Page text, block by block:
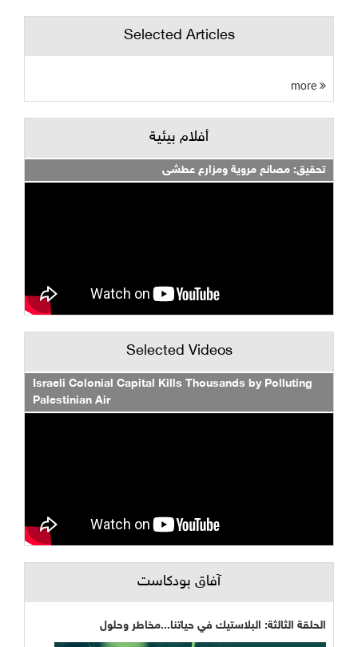
Selected Articles
أفلام بيئية
تحقيق: مصانع مروية ومزارع عطشى
Selected Videos
Israeli Colonial Capital Kills Thousands by Polluting
Palestinian Air
آفاق بودكاست
الحلقة الثالثة: البلاستيك في حياتنا...مخاطر وحلول